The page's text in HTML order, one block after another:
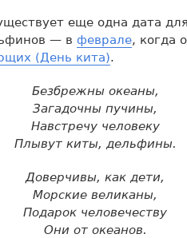
еще одна дата
— в феврале, когда
(День кита).
Безбрежны океаны,
Загадочны пучины,
Навстречу человеку
Плывут киты, дельфины.
Доверчивы, как дети,
Морские великаны,
Подарок человечеству
Они от океанов.